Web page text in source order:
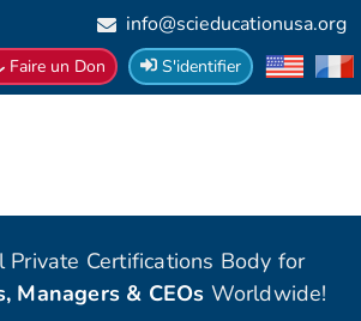
info@scieducationusa.org
Faire un Don S'identifier
Private Certifications Body for
Managers & CEOs Worldwide!